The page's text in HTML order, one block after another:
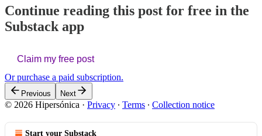
Continue reading this post for free in the
Substack app
Claim my free post
Or purchase a paid subscription.
Previous Next
© 2026 Hipersónica · Privacy ∙ Terms ∙ Collection notice
Start your Substack